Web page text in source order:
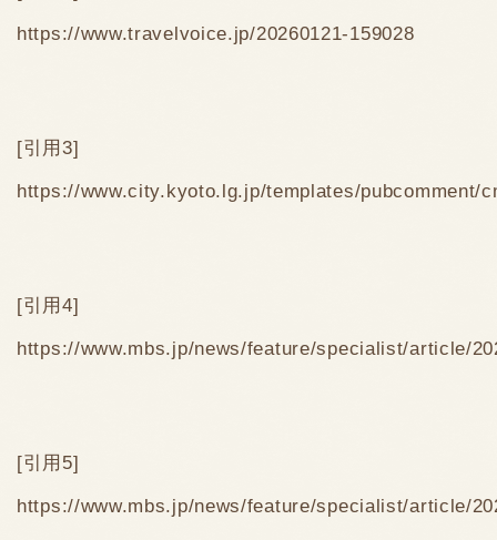
https://www.travelvoice.jp/20260121-159028
[引用3]
https://www.city.kyoto.lg.jp/templates/pubcomment/
[引用4]
https://www.mbs.jp/news/feature/specialist/article/
[引用5]
https://www.mbs.jp/news/feature/specialist/article/